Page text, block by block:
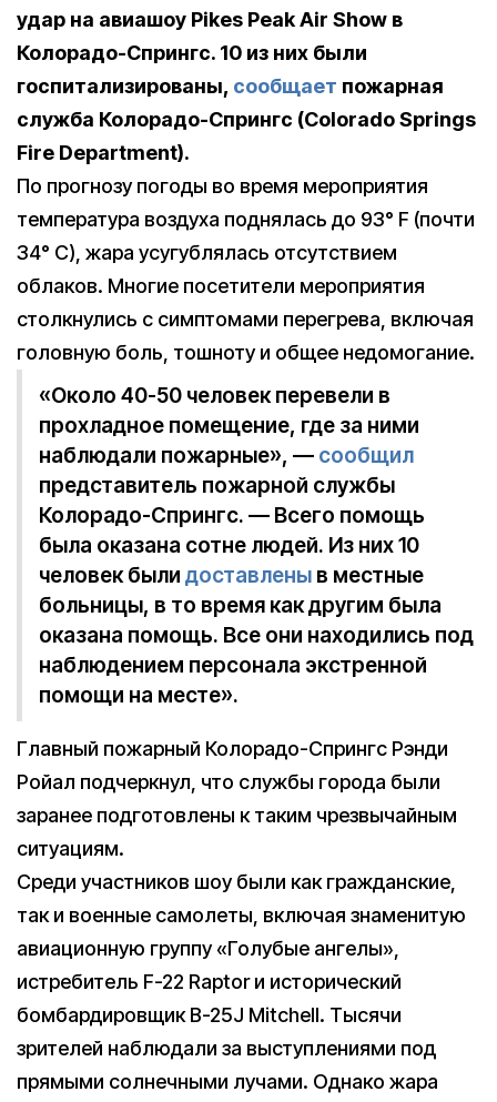
удар на авиашоу Pikes Peak Air Show в
Колорадо-Спрингс. 10 из них были
госпитализированы, сообщает пожарная
служба Колорадо-Спрингс (Colorado Springs
Fire Department).
По прогнозу погоды во время мероприятия
температура воздуха поднялась до 93° F (почти
34° C), жара усугублялась отсутствием
облаков. Многие посетители мероприятия
столкнулись с симптомами перегрева, включая
головную боль, тошноту и общее недомогание.
«Около 40-50 человек перевели в
прохладное помещение, где за ними
наблюдали пожарные», — сообщил
представитель пожарной службы
Колорадо-Спрингс. — Всего помощь
была оказана сотне людей. Из них 10
человек были доставлены в местные
больницы, в то время как другим была
оказана помощь. Все они находились под
наблюдением персонала экстренной
помощи на месте».
Главный пожарный Колорадо-Спрингс Рэнди
Ройал подчеркнул, что службы города были
заранее подготовлены к таким чрезвычайным
ситуациям.
Среди участников шоу были как гражданские,
так и военные самолеты, включая знаменитую
авиационную группу «Голубые ангелы»,
истребитель F-22 Raptor и исторический
бомбардировщик B-25J Mitchell. Тысячи
зрителей наблюдали за выступлениями под
прямыми солнечными лучами. Однако жара